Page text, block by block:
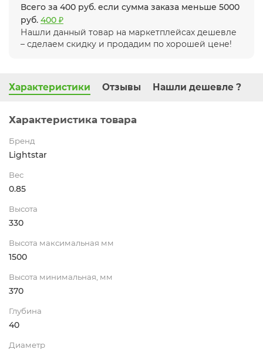
Всего за 400 руб. если сумма заказа меньше 5000
руб. 400 ₽
Нашли данный товар на маркетплейсах дешевле
– сделаем скидку и продадим по хорошей цене!
Характеристики Отзывы Нашли дешевле ?
Характеристика товара
Бренд
Lightstar
Вес
0.85
Высота
330
Высота максимальная мм
1500
Высота минимальная, мм
370
Глубина
40
Диаметр